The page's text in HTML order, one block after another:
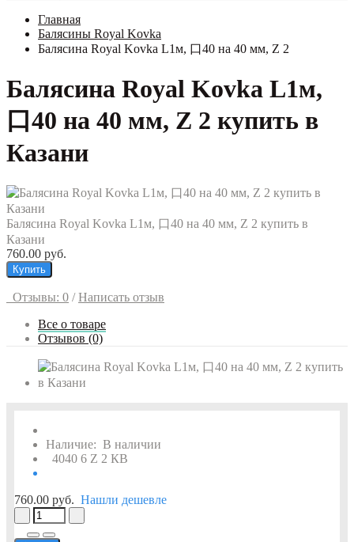
Главная
Балясины Royal Kovka
Балясина Royal Kovka L1м, 口40 на 40 мм, Z 2
Балясина Royal Kovka L1м,
口40 на 40 мм, Z 2 купить в
Казани
Балясина Royal Kovka L1м, 口40 на 40 мм, Z 2 купить в
Казани
760.00 руб.
Купить
Отзывы: 0 / Написать отзыв
Все о товаре
Отзывов (0)
Наличие: В наличии
4040 6 Z 2 КВ
760.00 руб. Нашли дешевле